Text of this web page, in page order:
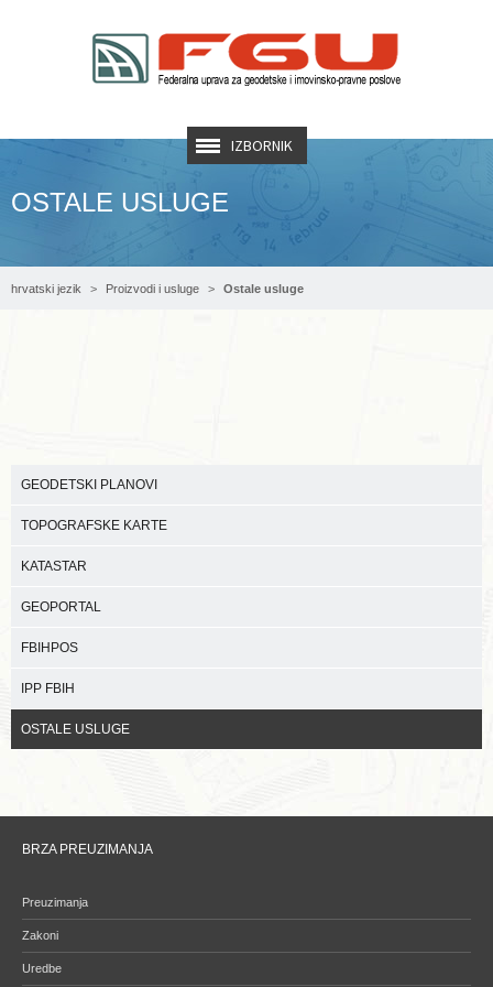
IZBORNIK
OSTALE USLUGE
hrvatski jezik Proizvodi i usluge Ostale usluge
GEODETSKI PLANOVI
TOPOGRAFSKE KARTE
KATASTAR
GEOPORTAL
FBIHPOS
IPP FBIH
OSTALE USLUGE
BRZA PREUZIMANJA
Preuzimanja
Zakoni
Uredbe